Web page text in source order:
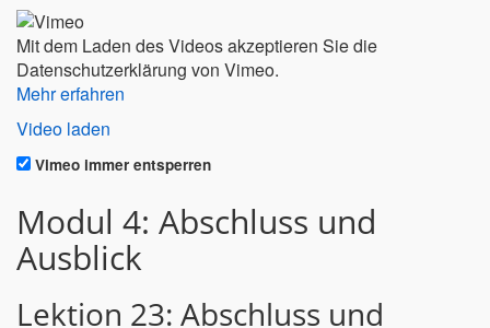
Mit dem Laden des Videos akzeptieren Sie die
Datenschutzerklärung von Vimeo.
Mehr erfahren
Video laden
Vimeo immer entsperren
Modul 4: Abschluss und
Ausblick
Lektion 23: Abschluss und